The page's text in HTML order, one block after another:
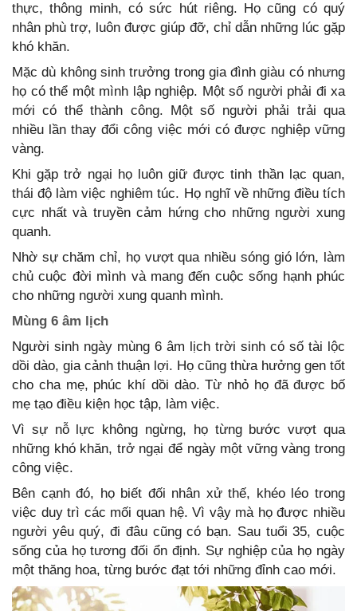
thực, thông minh, có sức hút riêng. Họ cũng có quý
nhân phù trợ, luôn được giúp đỡ, chỉ dẫn những lúc gặp
khó khăn.
Mặc dù không sinh trưởng trong gia đình giàu có nhưng
họ có thể một mình lập nghiệp. Một số người phải đi xa
mới có thể thành công. Một số người phải trải qua
nhiều lần thay đổi công việc mới có được nghiệp vững
vàng.
Khi gặp trở ngại họ luôn giữ được tinh thần lạc quan,
thái độ làm việc nghiêm túc. Họ nghĩ về những điều tích
cực nhất và truyền cảm hứng cho những người xung
quanh.
Nhờ sự chăm chỉ, họ vượt qua nhiều sóng gió lớn, làm
chủ cuộc đời mình và mang đến cuộc sống hạnh phúc
cho những người xung quanh mình.
Mùng 6 âm lịch
Người sinh ngày mùng 6 âm lịch trời sinh có số tài lộc
dồi dào, gia cảnh thuận lợi. Họ cũng thừa hưởng gen tốt
cho cha mẹ, phúc khí dồi dào. Từ nhỏ họ đã được bố
mẹ tạo điều kiện học tập, làm việc.
Vì sự nỗ lực không ngừng, họ từng bước vượt qua
những khó khăn, trở ngại để ngày một vững vàng trong
công việc.
Bên cạnh đó, họ biết đối nhân xử thế, khéo léo trong
việc duy trì các mối quan hệ. Vì vậy mà họ được nhiều
người yêu quý, đi đâu cũng có bạn. Sau tuổi 35, cuộc
sống của họ tương đối ổn định. Sự nghiệp của họ ngày
một thăng hoa, từng bước đạt tới những đỉnh cao mới.